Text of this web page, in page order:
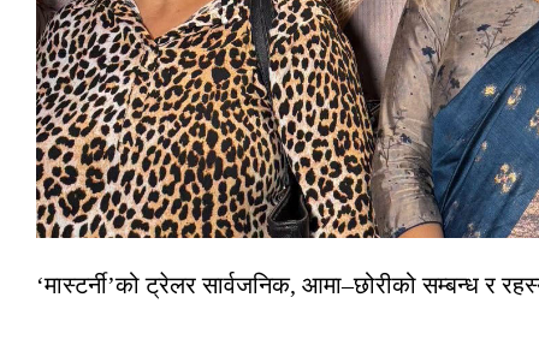
‘मास्टर्नी’को ट्रेलर सार्वजनिक, आमा–छोरीको सम्बन्ध र